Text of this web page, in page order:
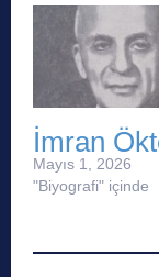
İmran
Mayıs 1, 2026
"Biyografi" içinde